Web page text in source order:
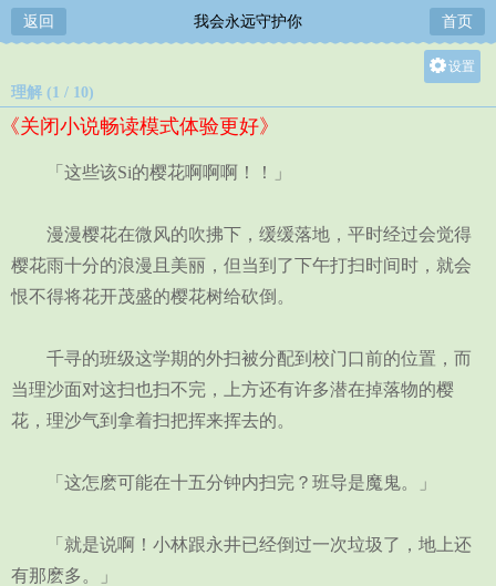
返回 我会永远守护你 首页
设置
理解 (1 / 10)
《关闭小说畅读模式体验更好》
「这些该Si的樱花啊啊啊！！」
漫漫樱花在微风的吹拂下，缓缓落地，平时经过会觉得
樱花雨十分的浪漫且美丽，但当到了下午打扫时间时，就会
恨不得将花开茂盛的樱花树给砍倒。
千寻的班级这学期的外扫被分配到校门口前的位置，而
当理沙面对这扫也扫不完，上方还有许多潜在掉落物的樱
花，理沙气到拿着扫把挥来挥去的。
「这怎麽可能在十五分钟内扫完？班导是魔鬼。」
「就是说啊！小林跟永井已经倒过一次垃圾了，地上还
有那麽多。」